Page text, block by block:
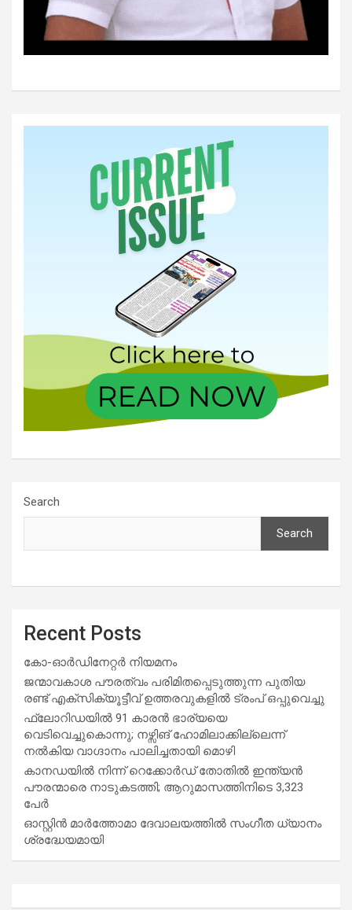
Search
Search
Recent Posts
കോ-ഓർഡിനേറ്റർ നിയമനം
ജന്മാവകാശ പൗരത്വം പരിമിതപ്പെടുത്തുന്ന പുതിയ
രണ്ട് എക്സിക്യൂട്ടീവ് ഉത്തരവുകളിൽ ട്രംപ് ഒപ്പുവെച്ചു
ഫ്ലോറിഡയിൽ 91 കാരൻ ഭാര്യയെ
വെടിവെച്ചുകൊന്നു; നഴ്സിങ് ഹോമിലാക്കില്ലെന്ന്
നൽകിയ വാഗ്ദാനം പാലിച്ചതായി മൊഴി
കാനഡയിൽ നിന്ന് റെക്കോർഡ് തോതിൽ ഇന്ത്യൻ
പൗരന്മാരെ നാടുകടത്തി; ആറുമാസത്തിനിടെ 3,323
പേർ
ഓസ്റ്റിൻ മാർത്തോമാ ദേവാലയത്തിൽ സംഗീത ധ്യാനം
ശ്രദ്ധേയമായി